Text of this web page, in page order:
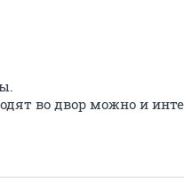
во двор можно и